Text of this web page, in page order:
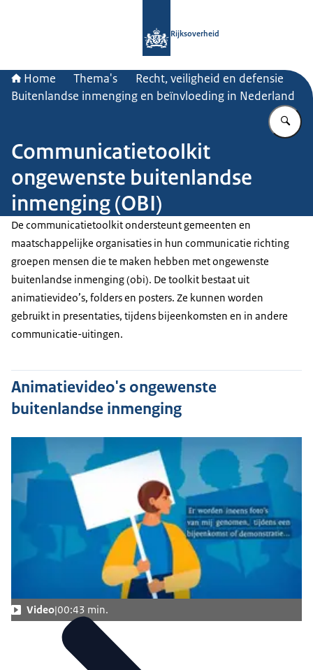
Rijksoverheid
Home Thema's
Recht, veiligheid en defensie
Buitenlandse inmenging en beïnvloeding in Nederland
Communicatietoolkit
ongewenste buitenlandse
inmenging (OBI)
De communicatietoolkit ondersteunt gemeenten en
maatschappelijke organisaties in hun communicatie richting
groepen mensen die te maken hebben met ongewenste
buitenlandse inmenging (obi). De toolkit bestaat uit
animatievideo’s, folders en posters. Ze kunnen worden
gebruikt in presentaties, tijdens bijeenkomsten en in andere
communicatie-uitingen.
Animatievideo's ongewenste
buitenlandse inmenging
Video 00:43 min.